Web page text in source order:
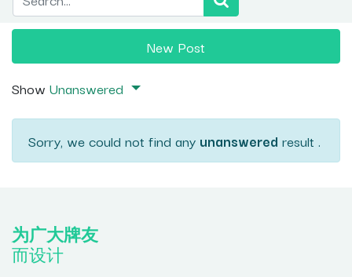
New Post
Show Unanswered
Sorry, we could not find any unanswered result .
为广大牌友
而设计